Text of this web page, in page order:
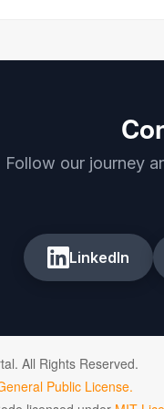
Follow our journey
LinkedIn
All Rights Reserved.
Public License.